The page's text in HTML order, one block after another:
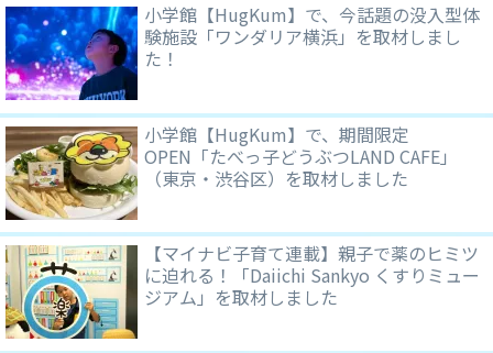
小学館【HugKum】で、今話題の没入型体
験施設「ワンダリア横浜」を取材しまし
た！
小学館【HugKum】で、期間限定
OPEN「たべっ子どうぶつLAND CAFE」
（東京・渋谷区）を取材しました
【マイナビ子育て連載】親子で薬のヒミツ
に迫れる！「Daiichi Sankyo くすりミュー
ジアム」を取材しました